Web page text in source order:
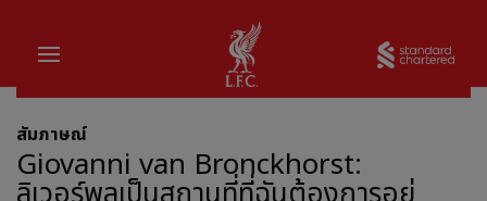
บ้าน
สัมภาษณ์
Giovanni van Bronckhorst: